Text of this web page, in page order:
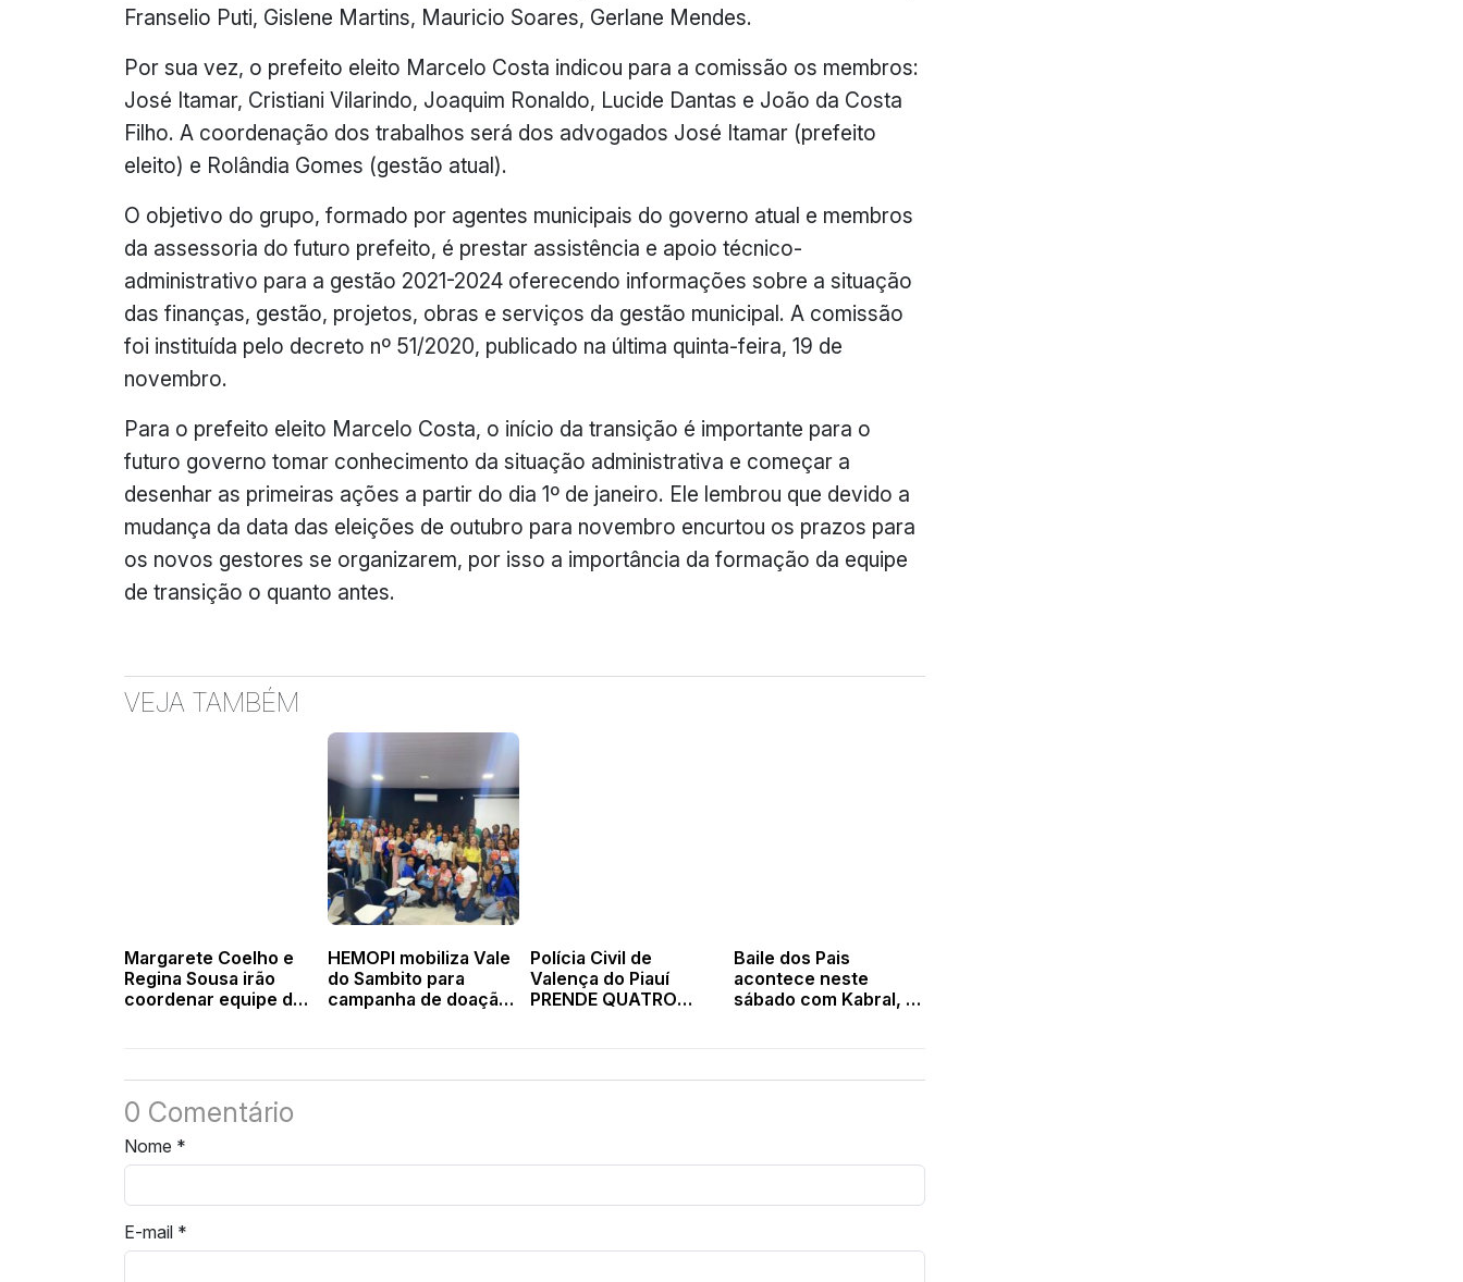
Franselio Puti, Gislene Martins, Mauricio Soares, Gerlane Mendes.
Por sua vez, o prefeito eleito Marcelo Costa indicou para a comissão os membros:
José Itamar, Cristiani Vilarindo, Joaquim Ronaldo, Lucide Dantas e João da Costa
Filho. A coordenação dos trabalhos será dos advogados José Itamar (prefeito
eleito) e Rolândia Gomes (gestão atual).
O objetivo do grupo, formado por agentes municipais do governo atual e membros
da assessoria do futuro prefeito, é prestar assistência e apoio técnico-
administrativo para a gestão 2021-2024 oferecendo informações sobre a situação
das finanças, gestão, projetos, obras e serviços da gestão municipal. A comissão
foi instituída pelo decreto nº 51/2020, publicado na última quinta-feira, 19 de
novembro.
Para o prefeito eleito Marcelo Costa, o início da transição é importante para o
futuro governo tomar conhecimento da situação administrativa e começar a
desenhar as primeiras ações a partir do dia 1º de janeiro. Ele lembrou que devido a
mudança da data das eleições de outubro para novembro encurtou os prazos para
os novos gestores se organizarem, por isso a importância da formação da equipe
de transição o quanto antes.
VEJA TAMBÉM
Margarete Coelho e
Regina Sousa irão
coordenar equipe de
HEMOPI mobiliza Vale
do Sambito para
campanha de doação
Polícia Civil de
Valença do Piauí
PRENDE QUATRO
Baile dos Pais
acontece neste
sábado com Kabral, o
0 Comentário
Nome *
E-mail *